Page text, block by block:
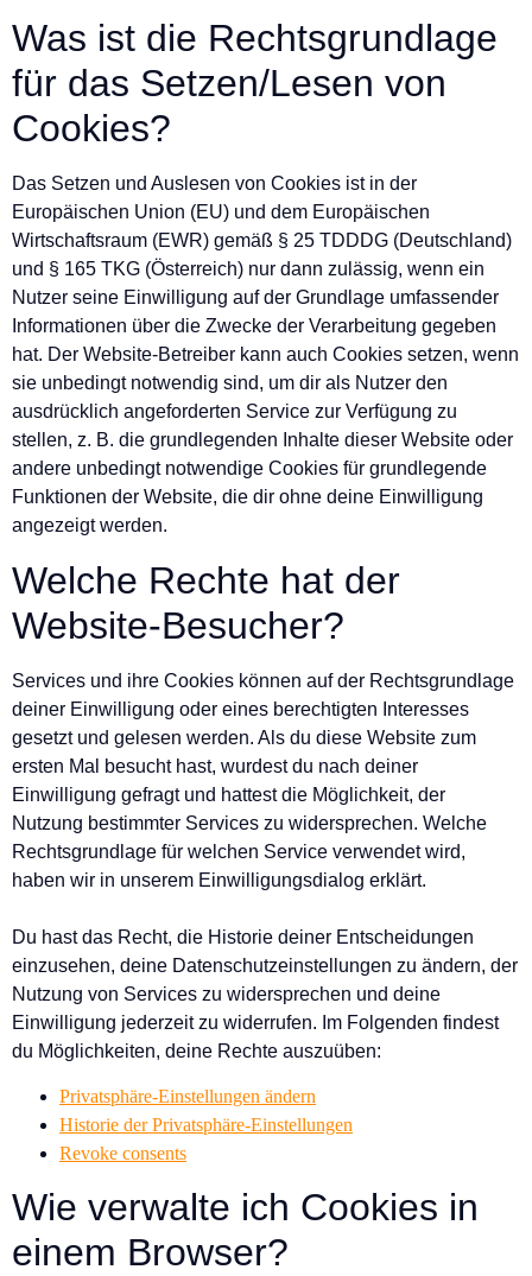
Was ist die Rechtsgrundlage
für das Setzen/Lesen von
Cookies?
Das Setzen und Auslesen von Cookies ist in der
Europäischen Union (EU) und dem Europäischen
Wirtschaftsraum (EWR) gemäß § 25 TDDDG (Deutschland)
und § 165 TKG (Österreich) nur dann zulässig, wenn ein
Nutzer seine Einwilligung auf der Grundlage umfassender
Informationen über die Zwecke der Verarbeitung gegeben
hat. Der Website-Betreiber kann auch Cookies setzen, wenn
sie unbedingt notwendig sind, um dir als Nutzer den
ausdrücklich angeforderten Service zur Verfügung zu
stellen, z. B. die grundlegenden Inhalte dieser Website oder
andere unbedingt notwendige Cookies für grundlegende
Funktionen der Website, die dir ohne deine Einwilligung
angezeigt werden.
Welche Rechte hat der
Website-Besucher?
Services und ihre Cookies können auf der Rechtsgrundlage
deiner Einwilligung oder eines berechtigten Interesses
gesetzt und gelesen werden. Als du diese Website zum
ersten Mal besucht hast, wurdest du nach deiner
Einwilligung gefragt und hattest die Möglichkeit, der
Nutzung bestimmter Services zu widersprechen. Welche
Rechtsgrundlage für welchen Service verwendet wird,
haben wir in unserem Einwilligungsdialog erklärt.
Du hast das Recht, die Historie deiner Entscheidungen
einzusehen, deine Datenschutzeinstellungen zu ändern, der
Nutzung von Services zu widersprechen und deine
Einwilligung jederzeit zu widerrufen. Im Folgenden findest
du Möglichkeiten, deine Rechte auszuüben:
Privatsphäre-Einstellungen ändern
Historie der Privatsphäre-Einstellungen
Revoke consents
Wie verwalte ich Cookies in
einem Browser?